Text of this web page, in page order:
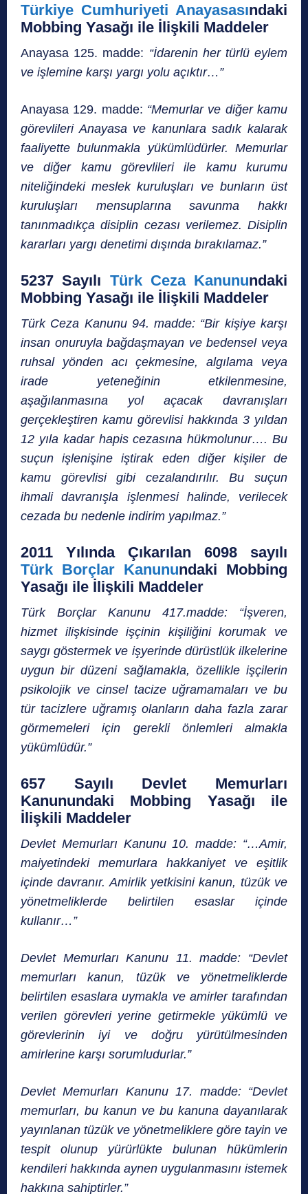
Türkiye Cumhuriyeti Anayasasındaki
Mobbing Yasağı ile İlişkili Maddeler
Anayasa 125. madde: “İdarenin her türlü eylem
ve işlemine karşı yargı yolu açıktır…”
Anayasa 129. madde: “Memurlar ve diğer kamu
görevlileri Anayasa ve kanunlara sadık kalarak
faaliyette bulunmakla yükümlüdürler. Memurlar
ve diğer kamu görevlileri ile kamu kurumu
niteliğindeki meslek kuruluşları ve bunların üst
kuruluşları mensuplarına savunma hakkı
tanınmadıkça disiplin cezası verilemez. Disiplin
kararları yargı denetimi dışında bırakılamaz.”
5237 Sayılı Türk Ceza Kanunundaki
Mobbing Yasağı ile İlişkili Maddeler
Türk Ceza Kanunu 94. madde: “Bir kişiye karşı
insan onuruyla bağdaşmayan ve bedensel veya
ruhsal yönden acı çekmesine, algılama veya
irade yeteneğinin etkilenmesine,
aşağılanmasına yol açacak davranışları
gerçekleştiren kamu görevlisi hakkında 3 yıldan
12 yıla kadar hapis cezasına hükmolunur…. Bu
suçun işlenişine iştirak eden diğer kişiler de
kamu görevlisi gibi cezalandırılır. Bu suçun
ihmali davranışla işlenmesi halinde, verilecek
cezada bu nedenle indirim yapılmaz.”
2011 Yılında Çıkarılan 6098 sayılı
Türk Borçlar Kanunundaki Mobbing
Yasağı ile İlişkili Maddeler
Türk Borçlar Kanunu 417.madde: “İşveren,
hizmet ilişkisinde işçinin kişiliğini korumak ve
saygı göstermek ve işyerinde dürüstlük ilkelerine
uygun bir düzeni sağlamakla, özellikle işçilerin
psikolojik ve cinsel tacize uğramamaları ve bu
tür tacizlere uğramış olanların daha fazla zarar
görmemeleri için gerekli önlemleri almakla
yükümlüdür.”
657 Sayılı Devlet Memurları
Kanunundaki Mobbing Yasağı ile
İlişkili Maddeler
Devlet Memurları Kanunu 10. madde: “…Amir,
maiyetindeki memurlara hakkaniyet ve eşitlik
içinde davranır. Amirlik yetkisini kanun, tüzük ve
yönetmeliklerde belirtilen esaslar içinde
kullanır…”
Devlet Memurları Kanunu 11. madde: “Devlet
memurları kanun, tüzük ve yönetmeliklerde
belirtilen esaslara uymakla ve amirler tarafından
verilen görevleri yerine getirmekle yükümlü ve
görevlerinin iyi ve doğru yürütülmesinden
amirlerine karşı sorumludurlar.”
Devlet Memurları Kanunu 17. madde: “Devlet
memurları, bu kanun ve bu kanuna dayanılarak
yayınlanan tüzük ve yönetmeliklere göre tayin ve
tespit olunup yürürlükte bulunan hükümlerin
kendileri hakkında aynen uygulanmasını istemek
hakkına sahiptirler.”